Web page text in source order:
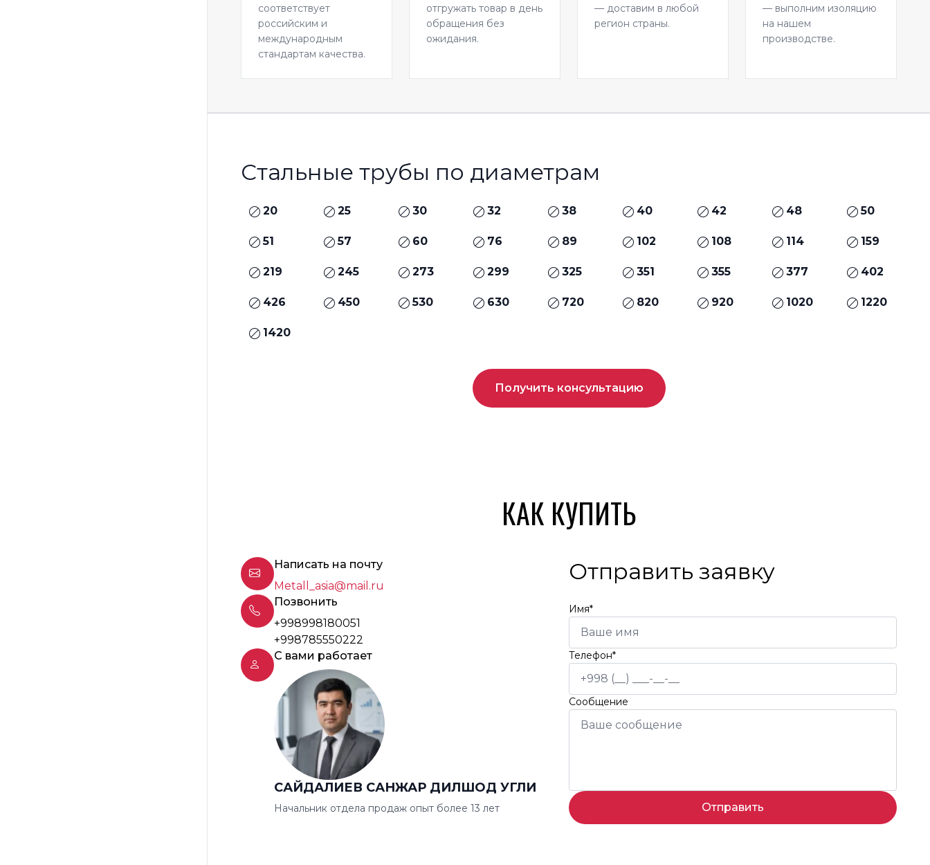
соответствует
российским и
международным
стандартам качества.
отгружать товар в день
обращения без
ожидания.
— доставим в любой
регион страны.
— выполним изоляцию
на нашем
производстве.
Стальные трубы по диаметрам
20 25 30 32 38 40 42 48 50
51 57 60 76 89 102 108 114 159
219 245 273 299 325 351 355 377 402
426 450 530 630 720 820 920 1020 1220
1420
Получить консультацию
КАК КУПИТЬ
Написать на почту
Metall_asia@mail.ru
Позвонить
+998998180051
+998785550222
С вами работает
САЙДАЛИЕВ САНЖАР ДИЛШОД УГЛИ
Начальник отдела продаж опыт более 13 лет
Отправить заявку
Имя*
Телефон*
Сообщение
Отправить